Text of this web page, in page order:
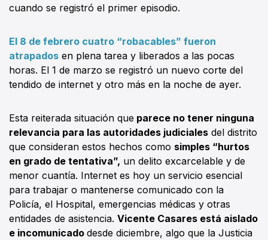
cuando se registró el primer episodio.
El 8 de febrero cuatro “robacables” fueron
atrapados en plena tarea y liberados a las pocas
horas. El 1 de marzo se registró un nuevo corte del
tendido de internet y otro más en la noche de ayer.
Esta reiterada situación que parece no tener ninguna
relevancia para las autoridades judiciales del distrito
que consideran estos hechos como simples “hurtos
en grado de tentativa”, un delito excarcelable y de
menor cuantía. Internet es hoy un servicio esencial
para trabajar o mantenerse comunicado con la
Policía, el Hospital, emergencias médicas y otras
entidades de asistencia. Vicente Casares está aislado
e incomunicado desde diciembre, algo que la Justicia